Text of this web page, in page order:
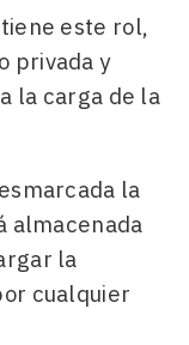
este rol,
privada y
la carga de la
la
almacenada
la
cualquier